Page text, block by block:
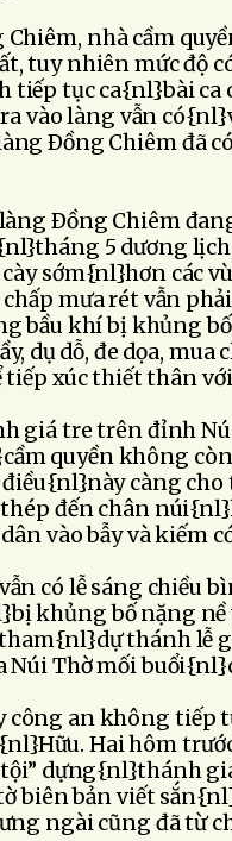
nhà cầm
tuy nhiên mức độ
tiếp tục ca{nl}bài ca
vào làng vẫn
Ðồng Chiêm đã
Ðồng Chiêm
5 dương
sớm{nl}hơn các
chấp mưa rét vẫn
bầu khí bị khủng
dụ dỗ, đe dọa,
tiếp xúc thiết thân
giá tre trên đỉnh
quyền không
càng
đến chân
vào bẫy và kiếm
có lễ sáng chiều
khủng bố nặng nề
thánh lễ
Núi Thờ mối
an không tiếp
Hai hôm
dựng{nl}thánh
biên bản viết
ngài cũng đã từ